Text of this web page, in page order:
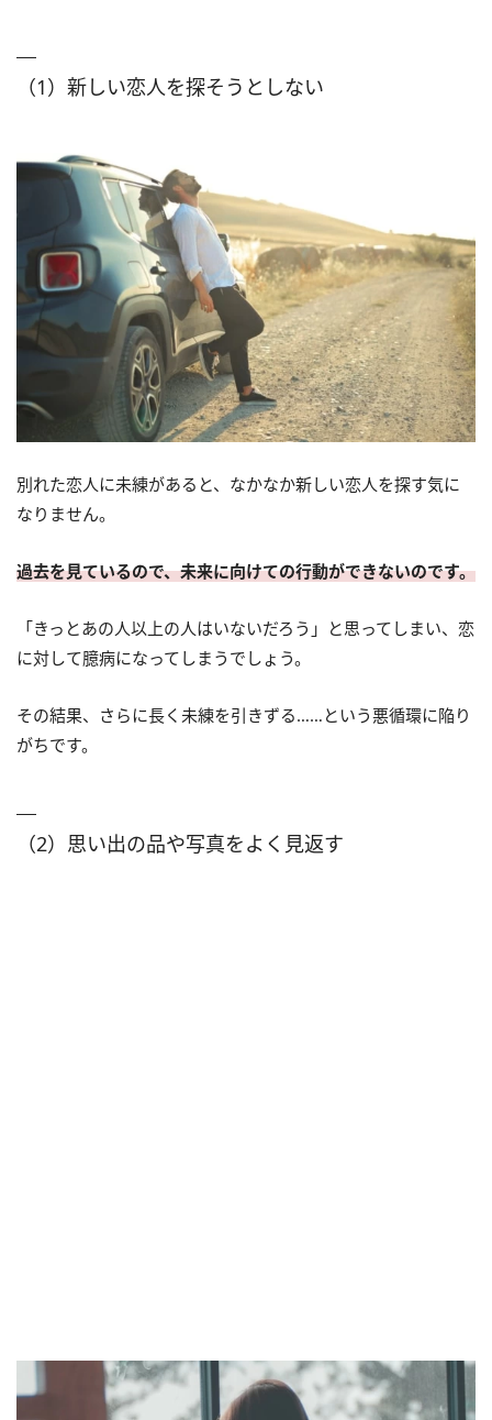
（1）新しい恋人を探そうとしない
別れた恋人に未練があると、なかなか新しい恋人を探す気に
なりません。
過去を見ているので、未来に向けての行動ができないのです。
「きっとあの人以上の人はいないだろう」と思ってしまい、恋
に対して臆病になってしまうでしょう。
その結果、さらに長く未練を引きずる……という悪循環に陥り
がちです。
（2）思い出の品や写真をよく見返す